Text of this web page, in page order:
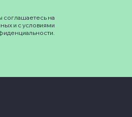
соглашаетесь на
и с условиями